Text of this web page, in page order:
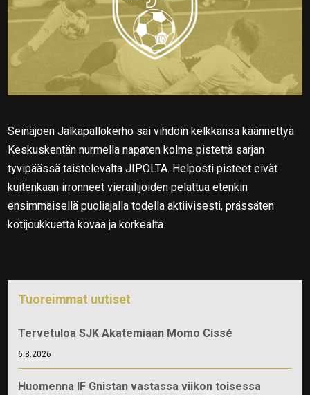
Seinäjoen Jalkapallokerho sai vihdoin kelkkansa käännettyä
Keskuskentän nurmella napaten kolme pistettä sarjan
tyvipäässä taistelevalta JIPOLTA. Helposti pisteet eivät
kuitenkaan irronneet vierailijoiden pelattua etenkin
ensimmäisellä puoliajalla todella aktiivisesti, prässäten
kotijoukkuetta kovaa ja korkealta.
Tuoreimmat uutiset
Tervetuloa SJK Akatemiaan Momo Cissé
6.8.2026
Huomenna IF Gnistan vastassa viikon toisessa